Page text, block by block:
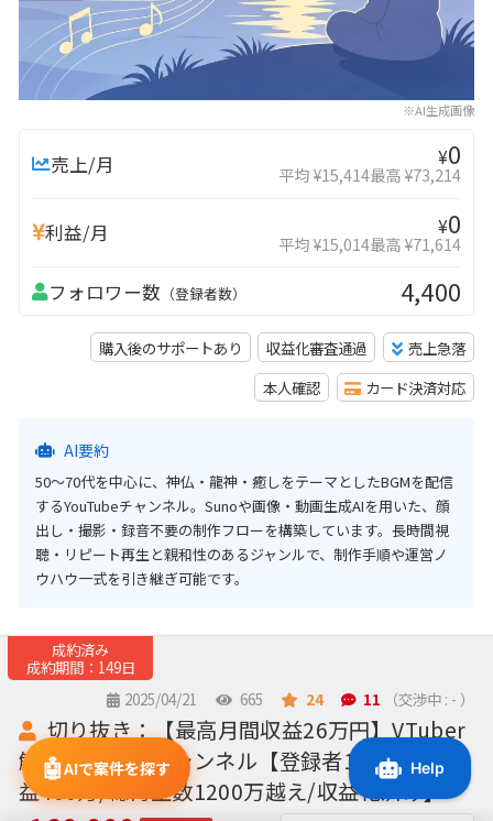
※AI生成画像
売上/月 ¥0
平均 ¥15,414最高 ¥73,214
利益/月 ¥0
平均 ¥15,014最高 ¥71,614
フォロワー数 （登録者数） 4,400
購入後のサポートあり 収益化審査通過
売上急落
本人確認
カード決済対応
AI要約
50〜70代を中心に、神仏・龍神・癒しをテーマとしたBGMを配信
するYouTubeチャンネル。Sunoや画像・動画生成AIを用いた、顔
出し・撮影・録音不要の制作フローを構築しています。長時間視
聴・リピート再生と親和性のあるジャンルで、制作手順や運営ノ
ウハウ一式を引き継ぎ可能です。
成約済み
成約期間：149日
2025/04/21
665 24 11 （交渉中 : - ）
切り抜き：【最高月間収益26万円】VTuber
解説YouTubeチャンネル【登録者1.9万人/総収
益400万/総再生数1200万越え/収益化済み】
🤖AIで案件を探す